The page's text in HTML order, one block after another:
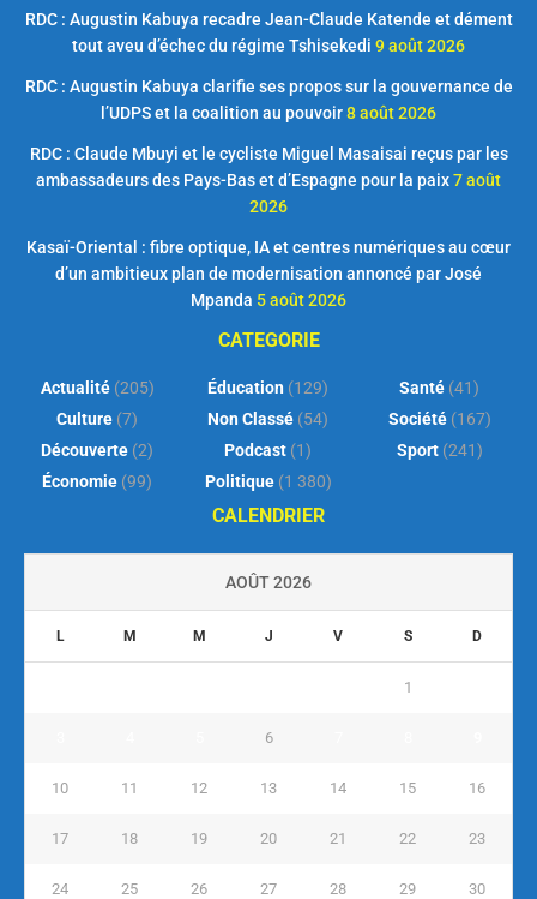
RDC : Augustin Kabuya recadre Jean-Claude Katende et dément
tout aveu d’échec du régime Tshisekedi 9 août 2026
RDC : Augustin Kabuya clarifie ses propos sur la gouvernance de
l’UDPS et la coalition au pouvoir8 août 2026
RDC : Claude Mbuyi et le cycliste Miguel Masaisai reçus par les
ambassadeurs des Pays-Bas et d’Espagne pour la paix7 août
2026
Kasaï-Oriental : fibre optique, IA et centres numériques au cœur
d’un ambitieux plan de modernisation annoncé par José
Mpanda 5 août 2026
CATEGORIE
Actualité(205)
Culture (7)
Découverte (2)
Économie (99)
Éducation (129)
Non Classé (54)
Podcast (1)
Politique(1 380)
Santé (41)
Société(167)
Sport(241)
CALENDRIER
AOÛT 2026
L M M J V S D
1
6
10 11 12 13 14 15 16
17 18 19 20 21 22 23
24 25 26 27 28 29 30